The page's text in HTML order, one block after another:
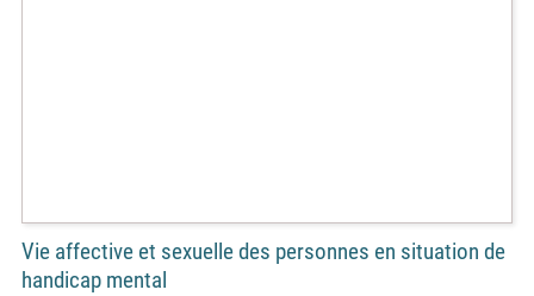
Vie affective et sexuelle des personnes en situation de
handicap mental